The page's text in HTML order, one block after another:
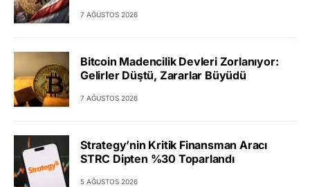
7 AĞUSTOS 2026
Bitcoin Madencilik Devleri Zorlanıyor:
Gelirler Düştü, Zararlar Büyüdü
7 AĞUSTOS 2026
Strategy’nin Kritik Finansman Aracı
STRC Dipten %30 Toparlandı
5 AĞUSTOS 2026